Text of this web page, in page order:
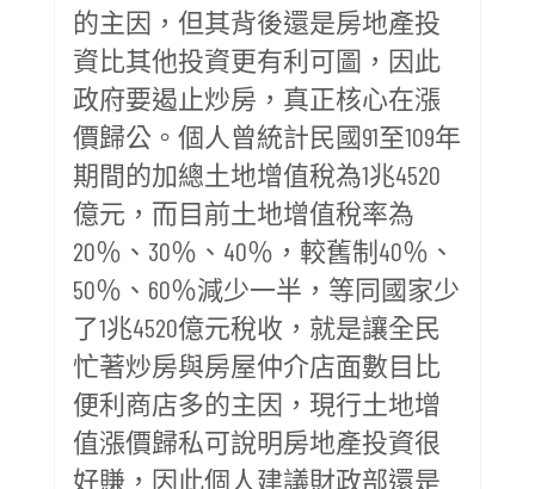
的主因，但其背後還是房地產投
資比其他投資更有利可圖，因此
政府要遏止炒房，真正核心在漲
價歸公。個人曾統計民國91至109年
期間的加總土地增值稅為1兆4520
億元，而目前土地增值稅率為
20％、30％、40％，較舊制40％、
50％、60％減少一半，等同國家少
了1兆4520億元稅收，就是讓全民
忙著炒房與房屋仲介店面數目比
便利商店多的主因，現行土地增
值漲價歸私可說明房地產投資很
好賺，因此個人建議財政部還是